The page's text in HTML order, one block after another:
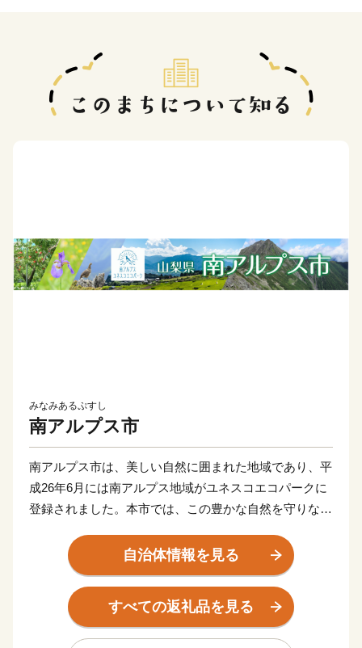
みなみあるぷすし
南アルプス市
南アルプス市は、美しい自然に囲まれた地域であり、平
成26年6月には南アルプス地域がユネスコエコパークに
登録されました。本市では、この豊かな自然を守りなが
大扇状地である御勅使川扇状地やそれに続く低地では果
樹栽培が盛んに営まれ、春から秋にかけてたくさんのフ
ルーツが実ります。
南アルプスの大地で育まれたフルーツなど地域の特産品
自治体情報を見る
すべての返礼品を見る